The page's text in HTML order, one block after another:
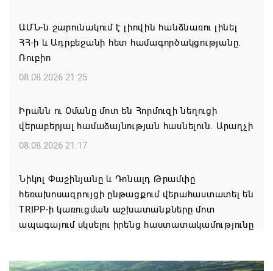
ԱՄՆ-ն շարունակում է լիովին հանձնառու լինել
ՀՀ-ի և Ադրբեջանի հետ համագործակցությանը.
Ռուբիո
08.08.2026 21:25
Իրանն ու Օմանը մոտ են Հորմուզի նեղուցի
վերաբերյալ համաձայնության հասնելուն. Արաղչի
08.08.2026 21:17
Նիկոլ Փաշինյանը և Դոնալդ Թրամփը
հեռախոսազրույցի ընթացքում վերահաստատել են
TRIPP-ի կառուցման աշխատանքները մոտ
ապագայում սկսելու իրենց հաստատակամությունը